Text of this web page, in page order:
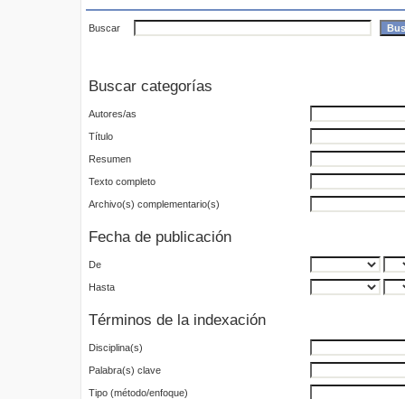
Buscar
Buscar categorías
Autores/as
Título
Resumen
Texto completo
Archivo(s) complementario(s)
Fecha de publicación
De
Hasta
Términos de la indexación
Disciplina(s)
Palabra(s) clave
Tipo (método/enfoque)